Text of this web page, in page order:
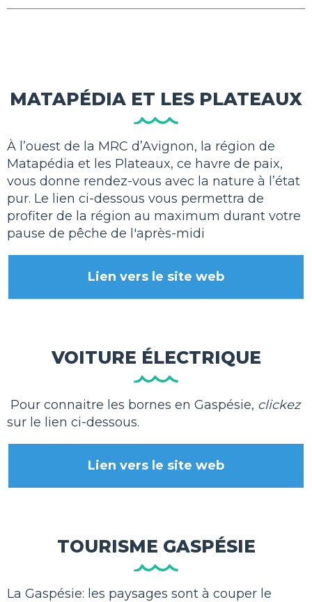
MATAPÉDIA ET LES PLATEAUX
À l’ouest de la MRC d’Avignon, la région de
Matapédia et les Plateaux, ce havre de paix,
vous donne rendez-vous avec la nature à l’état
pur. Le lien ci-dessous vous permettra de
profiter de la région au maximum durant votre
pause de pêche de l'après-midi
Lien vers le site web
VOITURE ÉLECTRIQUE
Pour connaitre les bornes en Gaspésie, clickez
sur le lien ci-dessous.
Lien vers le site web
TOURISME GASPÉSIE
La Gaspésie: les paysages sont à couper le